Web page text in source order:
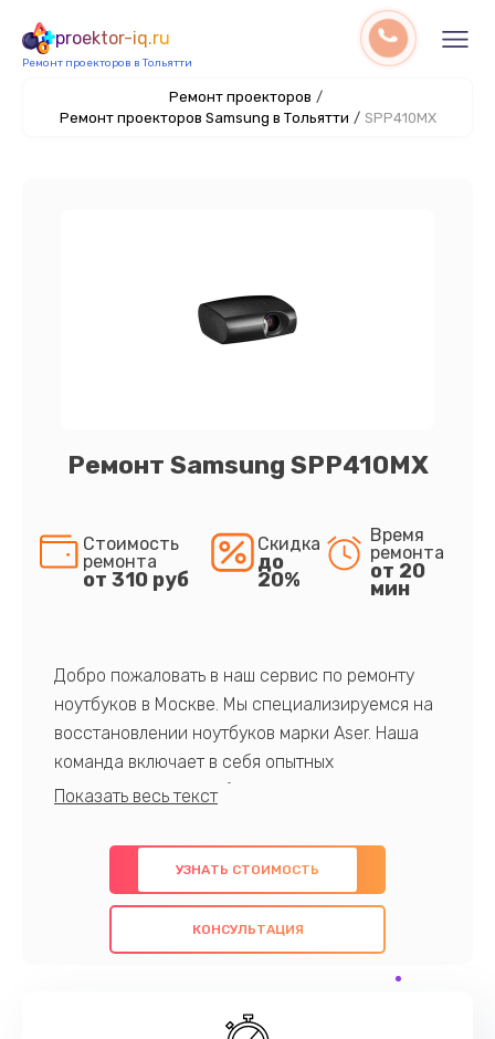
proektor-iq.ru
Ремонт проекторов в Тольятти
Ремонт проекторов /
Ремонт проекторов Samsung в Тольятти / SPP410MX
Ремонт Samsung SPP410MX
Стоимость
ремонта
от 310 руб
Скидка
до
20%
Время
ремонта
от 20
мин
Добро пожаловать в наш сервис по ремонту
ноутбуков в Москве. Мы специализируемся на
восстановлении ноутбуков марки Aser. Наша
команда включает в себя опытных
профессионалов с обширными знаниями и
предлагаем быстрый и качественный ремонт с
использованием оригинальных компонентов, а
также гарантируем качество всех
проведенных работ. Наша цель - предоставить
наилучшим образом. Не медлите записаться на
УЗНАТЬ СТОИМОСТЬ
КОНСУЛЬТАЦИЯ